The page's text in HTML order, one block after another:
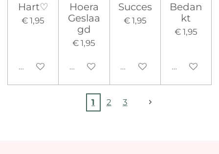
Hart♡
€ 1,95
Uitgeschakeld
Hoera
Geslaa
gd
€ 1,95
Uitgeschakeld
Succes
€ 1,95
Uitgeschakeld
Bedan
kt
€ 1,95
1 2 3